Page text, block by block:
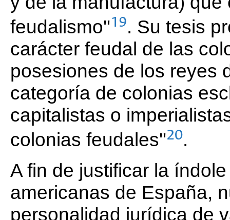
feudalismo''19. Su tesis
carácter feudal de las
posesiones de los reyes
categoría de colonias
capitalistas o
colonias feudales''20.
A fin de justificar la
americanas de España,
personalidad jurídica de